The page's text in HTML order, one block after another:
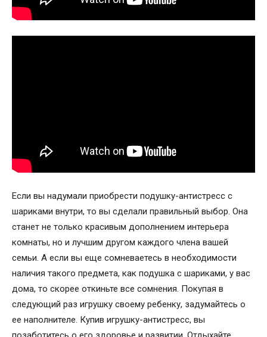
Если вы надумали приобрести подушку-антистресс с
шариками внутри, то вы сделали правильный выбор. Она
станет не только красивым дополнением интерьера
комнаты, но и лучшим другом каждого члена вашей
семьи. А если вы еще сомневаетесь в необходимости
наличия такого предмета, как подушка с шариками, у вас
дома, то скорее откиньте все сомнения. Покупая в
следующий раз игрушку своему ребенку, задумайтесь о
ее наполнителе. Купив игрушку-антистресс, вы